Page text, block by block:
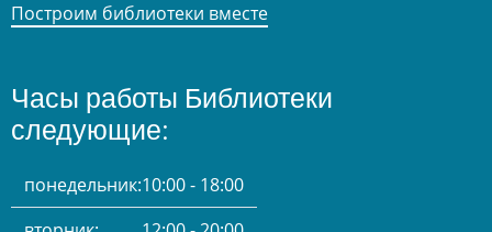
Построим библиотеки вместе
Часы работы Библиотеки
следующие:
понедельник:10:00 - 18:00